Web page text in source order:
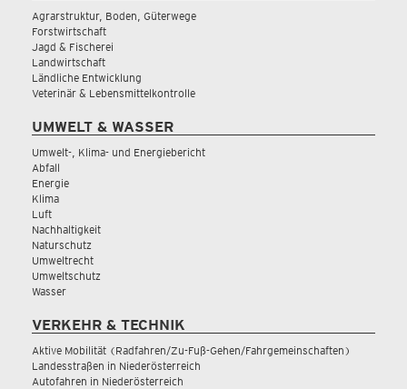
Agrarstruktur, Boden, Güterwege
Forstwirtschaft
Jagd & Fischerei
Landwirtschaft
Ländliche Entwicklung
Veterinär & Lebensmittelkontrolle
UMWELT & WASSER
Umwelt-, Klima- und Energiebericht
Abfall
Energie
Klima
Luft
Nachhaltigkeit
Naturschutz
Umweltrecht
Umweltschutz
Wasser
VERKEHR & TECHNIK
Aktive Mobilität (Radfahren/Zu-Fuß-Gehen/Fahrgemeinschaften)
Landesstraßen in Niederösterreich
Autofahren in Niederösterreich